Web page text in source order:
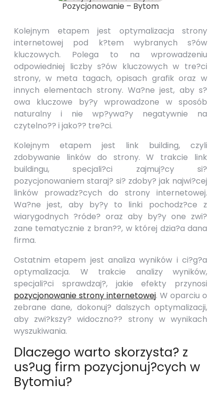
Pozycjonowanie – Bytom
Kolejnym etapem jest optymalizacja strony
internetowej pod k?tem wybranych s?ów
kluczowych. Polega to na wprowadzeniu
odpowiedniej liczby s?ów kluczowych w tre?ci
strony, w meta tagach, opisach grafik oraz w
innych elementach strony. Wa?ne jest, aby s?
owa kluczowe by?y wprowadzone w sposób
naturalny i nie wp?ywa?y negatywnie na
czytelno?? i jako?? tre?ci.
Kolejnym etapem jest link building, czyli
zdobywanie linków do strony. W trakcie link
buildingu, specjali?ci zajmuj?cy si?
pozycjonowaniem staraj? si? zdoby? jak najwi?cej
linków prowadz?cych do strony internetowej.
Wa?ne jest, aby by?y to linki pochodz?ce z
wiarygodnych ?róde? oraz aby by?y one zwi?
zane tematycznie z bran??, w której dzia?a dana
firma.
Ostatnim etapem jest analiza wyników i ci?g?a
optymalizacja. W trakcie analizy wyników,
specjali?ci sprawdzaj?, jakie efekty przynosi
pozycjonowanie strony internetowej. W oparciu o
zebrane dane, dokonuj? dalszych optymalizacji,
aby zwi?kszy? widoczno?? strony w wynikach
wyszukiwania.
Dlaczego warto skorzysta? z
us?ug firm pozycjonuj?cych w
Bytomiu?